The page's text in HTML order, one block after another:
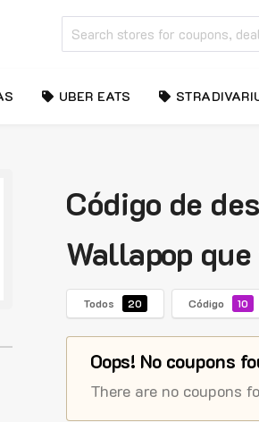
UBER EATS
Código de
Wallapop
Todos 20 Código 10
Oops! No coupons
There are no coupons